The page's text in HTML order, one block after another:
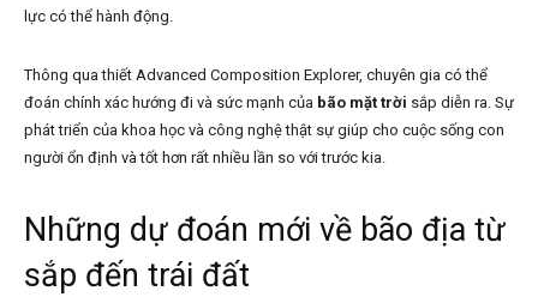
lực có thể hành động.
Thông qua thiết Advanced Composition Explorer, chuyên gia có thể
đoán chính xác hướng đi và sức mạnh của bão mặt trời sắp diễn ra. Sự
phát triển của khoa học và công nghệ thật sự giúp cho cuộc sống con
người ổn định và tốt hơn rất nhiều lần so với trước kia.
Những dự đoán mới về bão địa từ
sắp đến trái đất